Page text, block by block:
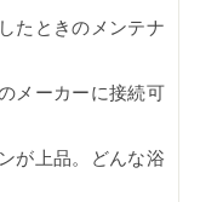
たときのメンテナ
メーカーに接続可
が上品。どんな浴